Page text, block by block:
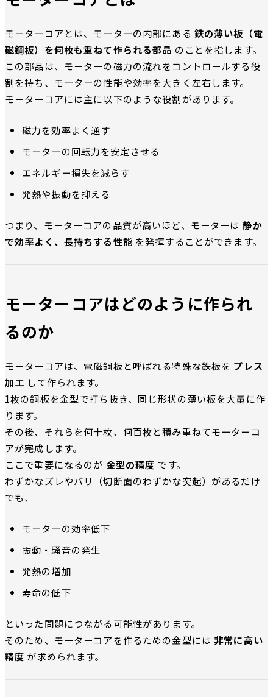
モーターコアとは、モーターの内部にある 鉄の薄い板（電
磁鋼板）を何枚も重ねて作られる部品 のことを指します。
この部品は、モーターの磁力の流れをコントロールする役
割を持ち、モーターの性能や効率を大きく左右します。
モーターコアには主に以下のような役割があります。
磁力を効率よく通す
モーターの回転力を安定させる
エネルギー損失を減らす
発熱や振動を抑える
つまり、モーターコアの品質が高いほど、モーターは 静か
で効率よく、長持ちする性能 を発揮することができます。
モーターコアはどのように作られ
るのか
モーターコアは、電磁鋼板と呼ばれる特殊な鉄板を プレス
加工 して作られます。
1枚の鋼板を金型で打ち抜き、同じ形状の薄い板を大量に作
ります。
その後、それらを何十枚、何百枚と積み重ねてモーターコ
アが完成します。
ここで重要になるのが 金型の精度 です。
わずかなズレやバリ（切断面のわずかな突起）があるだけ
でも、
モーターの効率低下
振動・騒音の発生
発熱の増加
寿命の低下
といった問題につながる可能性があります。
そのため、モーターコアを作るための金型には非常に高い
精度 が求められます。